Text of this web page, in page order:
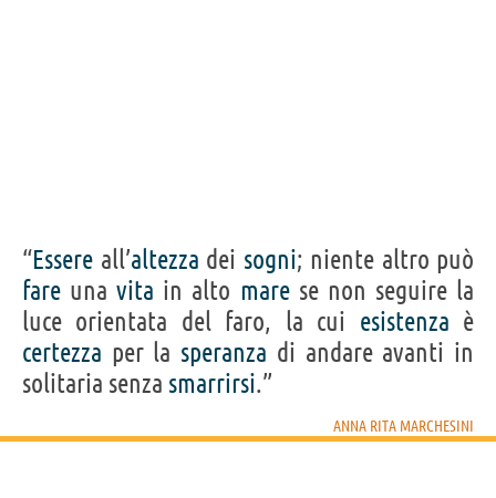
“Essere all’altezza dei sogni; niente altro può
fare unavita in alto marese non seguire la
luce orientata del faro, la cui esistenza è
certezza per la speranza di andare avanti in
solitaria senza smarrirsi.”
ANNA RITA MARCHESINI